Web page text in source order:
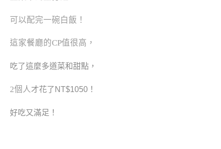
可以配完一碗白飯！
這家餐廳的CP值很高，
吃了這麼多道菜和甜點，
2個人才花了NT$1050！
好吃又滿足！